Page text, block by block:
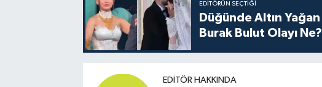
EDITÖRÜN SEÇTIĞI
Düğünde Altın
Burak Bulut Olayı Ne?
EDITÖR HAKKINDA